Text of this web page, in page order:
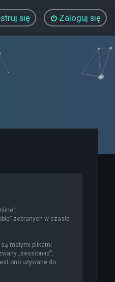
Zaloguj się
się
zebranych w czasie
małymi plikami
„session-id”,
ono używane do